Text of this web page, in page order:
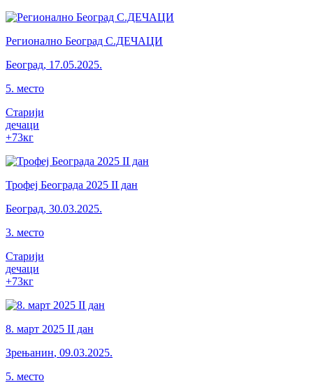
Регионално Београд С.ДЕЧАЦИ
Београд, 17.05.2025.
5. место
Старији
дечаци
+73кг
Трофеј Београда 2025 II дан
Београд, 30.03.2025.
3. место
Старији
дечаци
+73кг
8. март 2025 II дан
Зрењанин, 09.03.2025.
5. место